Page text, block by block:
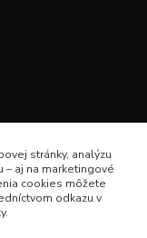
stránky, analýzu
aj na marketingové
cookies môžete
odkazu v